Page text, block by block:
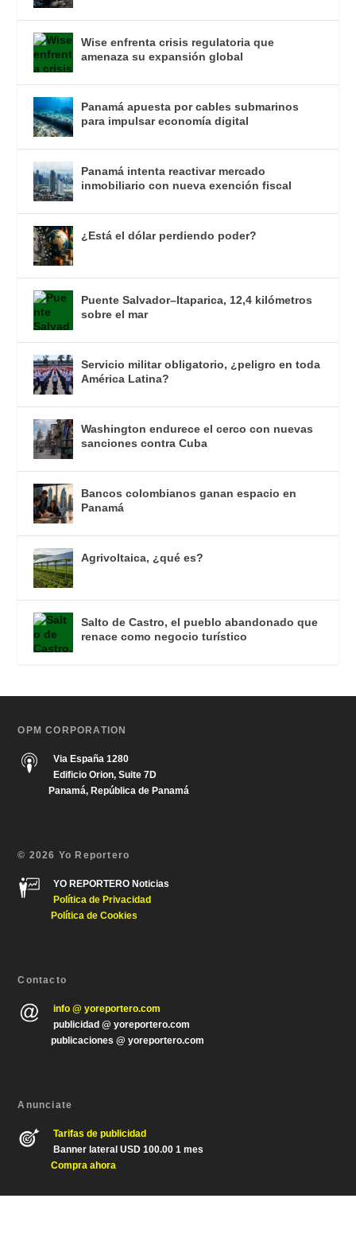
Wise enfrenta crisis regulatoria que
amenaza su expansión global
Panamá apuesta por cables submarinos
para impulsar economía digital
Panamá intenta reactivar mercado
inmobiliario con nueva exención fiscal
¿Está el dólar perdiendo poder?
Puente Salvador–Itaparica, 12,4 kilómetros
sobre el mar
Servicio militar obligatorio, ¿peligro en toda
América Latina?
Washington endurece el cerco con nuevas
sanciones contra Cuba
Bancos colombianos ganan espacio en
Panamá
Agrivoltaica, ¿qué es?
Salto de Castro, el pueblo abandonado que
renace como negocio turístico
OPM CORPORATION
Via España 1280
Edificio Orion, Suite 7D
Panamá, República de Panamá
© 2026 Yo Reportero
YO REPORTERO Noticias
Política de Privacidad
Política de Cookies
Contacto
info @ yoreportero.com
publicidad @ yoreportero.com
publicaciones @ yoreportero.com
Anunciate
Tarifas de publicidad
Banner lateral USD 100.00 1 mes
Compra ahora